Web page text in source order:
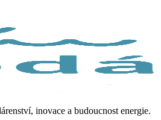
inovace a budoucnost energie.